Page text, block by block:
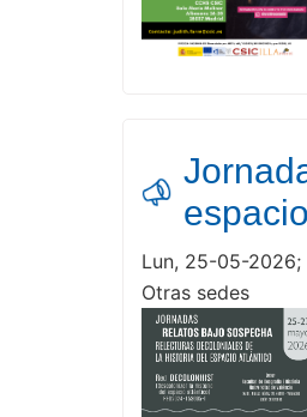
Lun, 25-05-2026;
Otras sedes